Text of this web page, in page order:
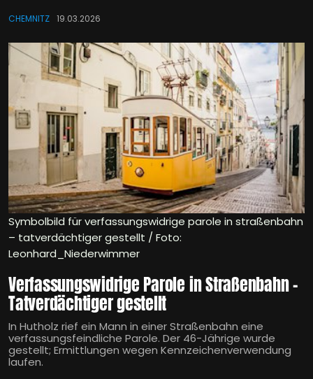
CHEMNITZ 19.03.2026
Symbolbild für verfassungswidrige parole in straßenbahn
– tatverdächtiger gestellt / Foto:
Leonhard_Niederwimmer
Verfassungswidrige Parole in Straßenbahn –
Tatverdächtiger gestellt
In Hutholz rief ein Mann in einer Straßenbahn eine
verfassungsfeindliche Parole. Der 46-Jährige wurde
gestellt; Ermittlungen wegen Kennzeichenverwendung
laufen.